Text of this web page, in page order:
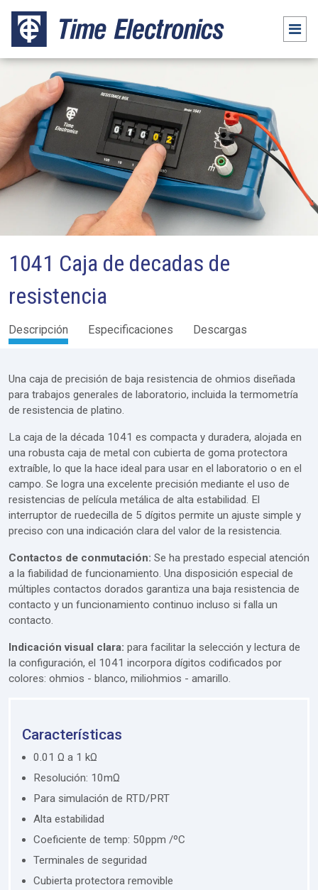
1041 Caja de decadas de
resistencia
Descripción Especificaciones Descargas
Una caja de precisión de baja resistencia de ohmios diseñada
para trabajos generales de laboratorio, incluida la termometría
de resistencia de platino.
La caja de la década 1041 es compacta y duradera, alojada en
una robusta caja de metal con cubierta de goma protectora
extraíble, lo que la hace ideal para usar en el laboratorio o en el
campo. Se logra una excelente precisión mediante el uso de
resistencias de película metálica de alta estabilidad. El
interruptor de ruedecilla de 5 dígitos permite un ajuste simple y
preciso con una indicación clara del valor de la resistencia.
Contactos de conmutación: Se ha prestado especial atención
a la fiabilidad de funcionamiento. Una disposición especial de
múltiples contactos dorados garantiza una baja resistencia de
contacto y un funcionamiento continuo incluso si falla un
contacto.
Indicación visual clara: para facilitar la selección y lectura de
la configuración, el 1041 incorpora dígitos codificados por
colores: ohmios - blanco, miliohmios - amarillo.
Características
0.01 Ω a 1 kΩ
Resolución: 10mΩ
Para simulación de RTD/PRT
Alta estabilidad
Coeficiente de temp: 50ppm /ºC
Terminales de seguridad
Cubierta protectora removible